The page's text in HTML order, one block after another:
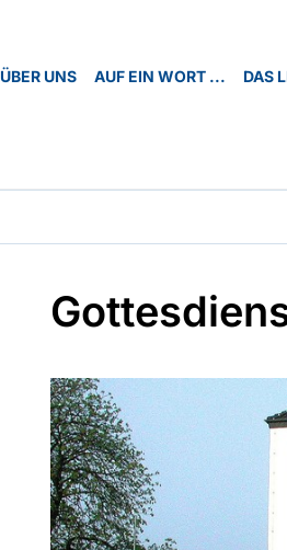
ÜBER UNS AUF EIN WORT ... DAS